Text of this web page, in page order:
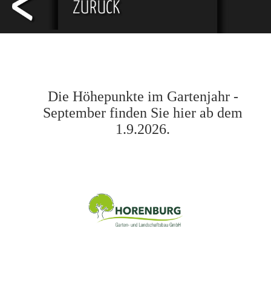
Die Höhepunkte im Gartenjahr -
September finden Sie hier ab dem
1.9.2026.